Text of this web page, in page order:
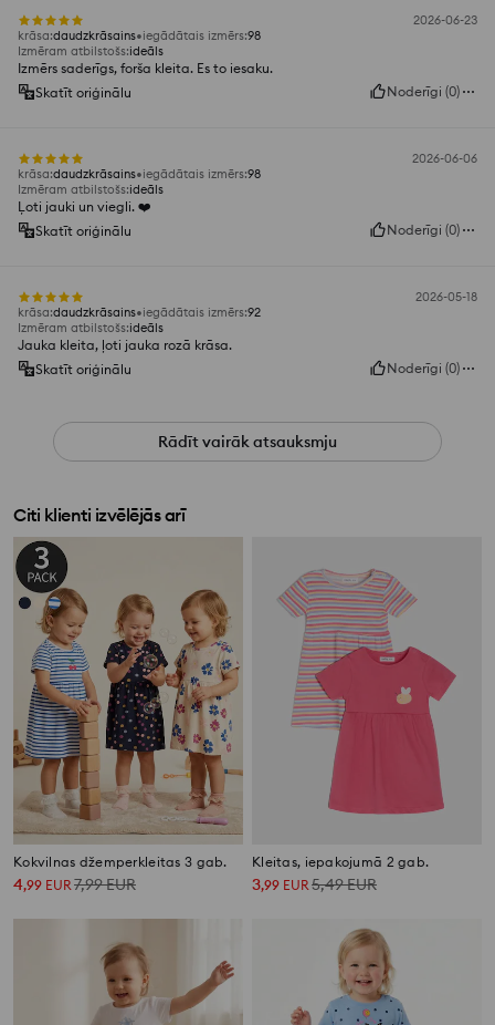
2026-06-23
krāsa:daudzkrāsains iegādātais izmērs:98
Izmēram atbilstošs:ideāls
Izmērs saderīgs, forša kleita. Es to iesaku.
Skatīt oriģinālu
Noderīgi (0)
2026-06-06
krāsa:daudzkrāsains iegādātais izmērs:98
Izmēram atbilstošs:ideāls
Ļoti jauki un viegli. ❤️
Skatīt oriģinālu
Noderīgi (0)
2026-05-18
krāsa:daudzkrāsains iegādātais izmērs:92
Izmēram atbilstošs:ideāls
Jauka kleita, ļoti jauka rozā krāsa.
Skatīt oriģinālu
Noderīgi (0)
Rādīt vairāk atsauksmju
Citi klienti izvēlējās arī
Kokvilnas džemperkleitas 3 gab.
4,99 EUR7,99EUR
Kleitas, iepakojumā 2 gab.
3,99 EUR5,49EUR